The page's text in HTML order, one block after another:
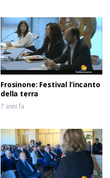
Frosinone: Festival l’incanto
della terra
7 anni fa